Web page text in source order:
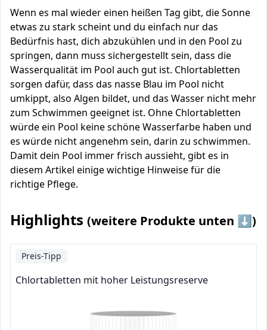
Wenn es mal wieder einen heißen Tag gibt, die Sonne
etwas zu stark scheint und du einfach nur das
Bedürfnis hast, dich abzukühlen und in den Pool zu
springen, dann muss sichergestellt sein, dass die
Wasserqualität im Pool auch gut ist. Chlortabletten
sorgen dafür, dass das nasse Blau im Pool nicht
umkippt, also Algen bildet, und das Wasser nicht mehr
zum Schwimmen geeignet ist. Ohne Chlortabletten
würde ein Pool keine schöne Wasserfarbe haben und
es würde nicht angenehm sein, darin zu schwimmen.
Damit dein Pool immer frisch aussieht, gibt es in
diesem Artikel einige wichtige Hinweise für die
richtige Pflege.
Highlights (weitere Produkte unten ⬇️)
Preis-Tipp
Chlortabletten mit hoher Leistungsreserve